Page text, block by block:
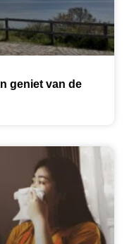
geniet van de